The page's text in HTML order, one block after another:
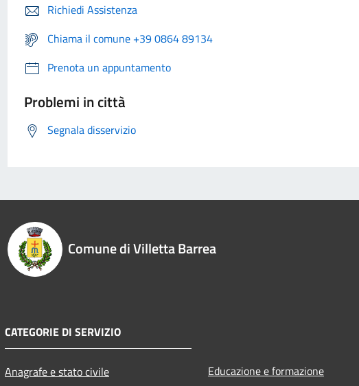
Richiedi Assistenza
Chiama il comune +39 0864 89134
Prenota un appuntamento
Problemi in città
Segnala disservizio
Comune di Villetta Barrea
CATEGORIE DI SERVIZIO
Anagrafe e stato civile
Educazione e formazione